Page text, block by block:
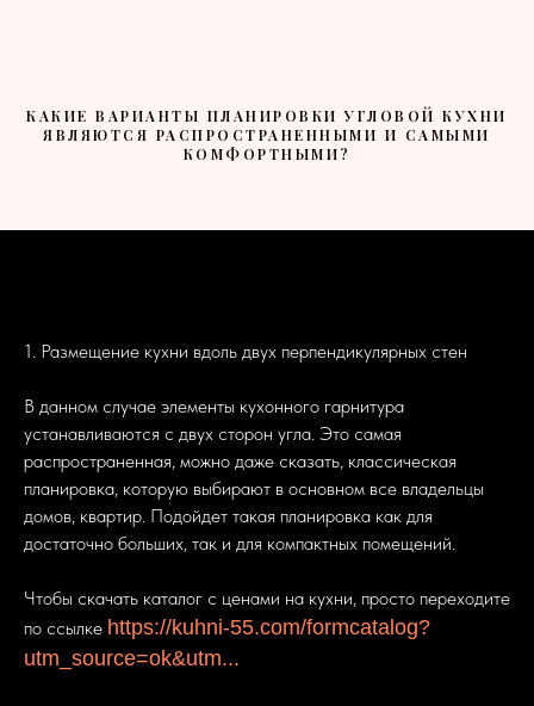
КАКИЕ ВАРИАНТЫ ПЛАНИРОВКИ УГЛОВОЙ КУХНИ
ЯВЛЯЮТСЯ РАСПРОСТРАНЕННЫМИ И САМЫМИ
КОМФОРТНЫМИ?
1. Размещение кухни вдоль двух перпендикулярных стен
В данном случае элементы кухонного гарнитура
устанавливаются с двух сторон угла. Это самая
распространенная, можно даже сказать, классическая
планировка, которую выбирают в основном все владельцы
домов, квартир. Подойдет такая планировка как для
достаточно больших, так и для компактных помещений.
Чтобы скачать каталог с ценами на кухни, просто переходите
по ссылке https://kuhni-55.com/formcatalog?
utm_source=ok&utm...